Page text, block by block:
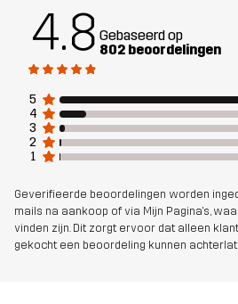
Ontworpen
voor
Artikelnummer 10919_4162
4.8 Gebaseerd op
802 beoordelingen
5
4
3
2
1
Geverifieerde beoordelingen worden
mails na aankoop of via Mijn Pagina's,
vinden zijn. Dit zorgt ervoor dat alleen
gekocht een beoordeling kunnen